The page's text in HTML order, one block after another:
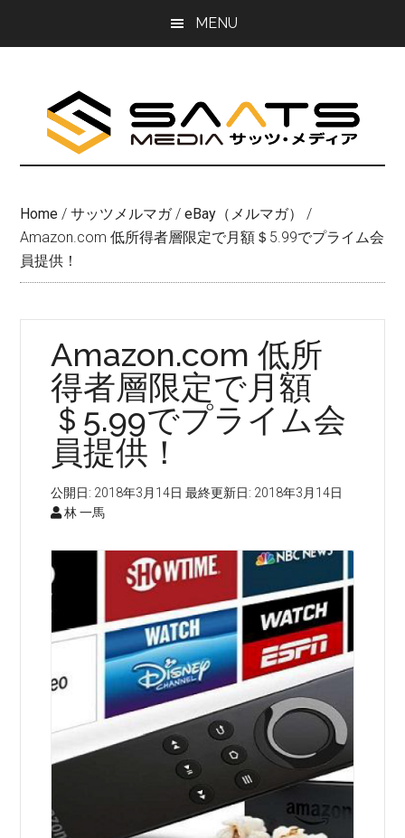
MENU
Home / サッツメルマガ / eBay（メルマガ）
/
Amazon.com 低所得者層限定で月額＄5.99でプライム会
員提供！
Amazon.com 低所
得者層限定で月額
＄5.99でプライム会
員提供！
公開日: 2018年3月14日 最終更新日: 2018年3月14日
林 一馬